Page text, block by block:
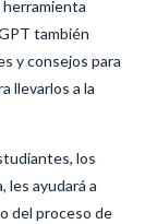
herramienta
también
y consejos para
llevarlos a la
los
les ayudará a
del proceso de